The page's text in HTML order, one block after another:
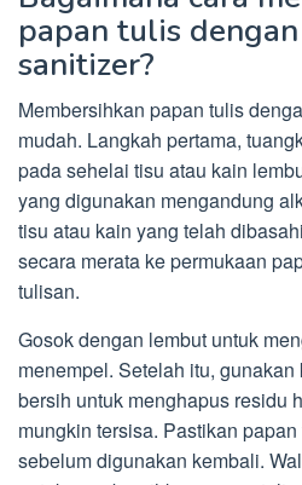
papan tulis
sanitizer?
Membersihkan papan tulis
mudah. Langkah pertama,
pada sehelai tisu atau kain
yang digunakan mengandung
tisu atau kain yang telah
secara merata ke permukaan
tulisan.
Gosok dengan lembut untuk
menempel. Setelah itu,
bersih untuk menghapus residu
mungkin tersisa. Pastikan
sebelum digunakan kembali.